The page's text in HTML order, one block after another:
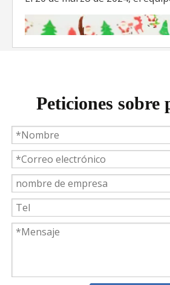
Weyeah Power celebra una cálida Navidad, ¡festejando juntos en esta temporada festiva!
Weyeah Power, 25 de
Peticiones sobre